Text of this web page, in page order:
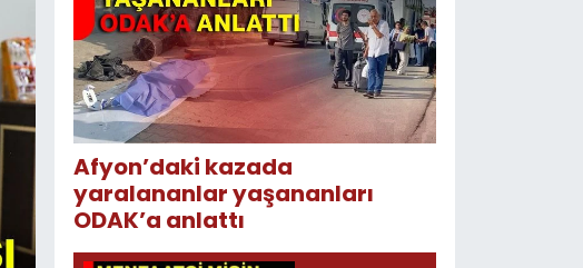
Afyon’daki kazada
yaralananlar yaşananları
ODAK’a anlattı